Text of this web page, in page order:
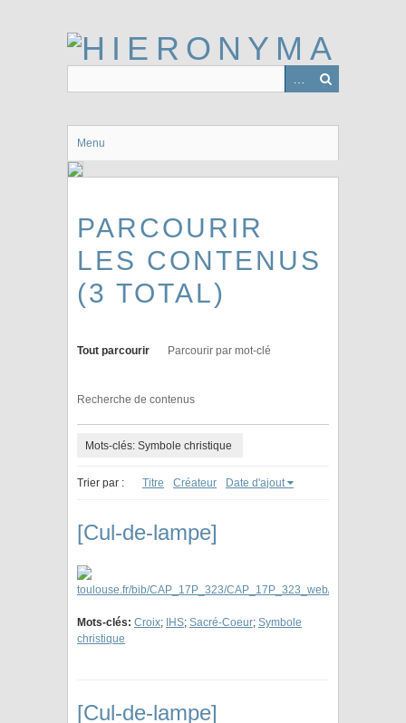
Menu
PARCOURIR
LES CONTENUS
(3 TOTAL)
Tout parcourir Parcourir par mot-clé
Recherche de contenus
Mots-clés: Symbole christique
Trier par : Titre Créateur Date d'ajout
[Cul-de-lampe]
Mots-clés: Croix; IHS; Sacré-Coeur; Symbole
christique
[Cul-de-lampe]